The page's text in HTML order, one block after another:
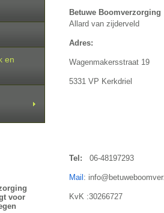
en
voor
Betuwe Boomverzorging
Allard van zijderveld
Adres:
Wagenmakersstraat 19
5331 VP Kerkdriel
Tel: 06-48197293
Mail :
KvK :30266727